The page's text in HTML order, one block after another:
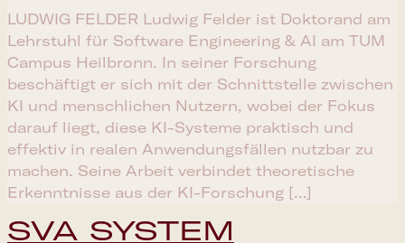
LUDWIG FELDER Ludwig Felder ist Doktorand am
Lehrstuhl für Software Engineering & AI am TUM
Campus Heilbronn. In seiner Forschung
beschäftigt er sich mit der Schnittstelle zwischen
KI und menschlichen Nutzern, wobei der Fokus
darauf liegt, diese KI-Systeme praktisch und
effektiv in realen Anwendungsfällen nutzbar zu
machen. Seine Arbeit verbindet theoretische
Erkenntnisse aus der KI-Forschung […]
SVA SYSTEM